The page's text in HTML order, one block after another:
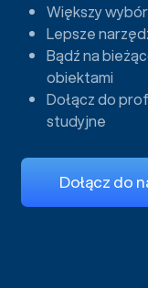
Większy
Lepsze
Bądź na
obiektami
Dołącz do
studyjne
Dołącz do